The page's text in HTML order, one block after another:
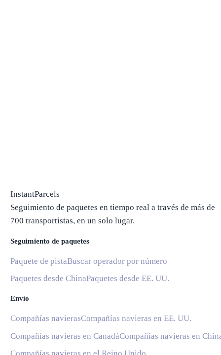
InstantParcels
Seguimiento de paquetes en tiempo real a través de más de
700 transportistas, en un solo lugar.
Seguimiento de paquetes
Paquete de pistaBuscar operador por número
Paquetes desde ChinaPaquetes desde EE. UU.
Envío
Compañías navierasCompañías navieras en EE. UU.
Compañías navieras en CanadáCompañías navieras en